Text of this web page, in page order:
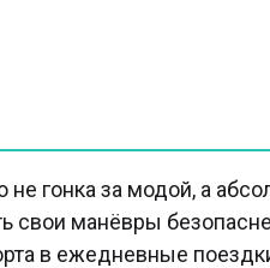
гонка за модой, а
свои манёвры
в ежедневные